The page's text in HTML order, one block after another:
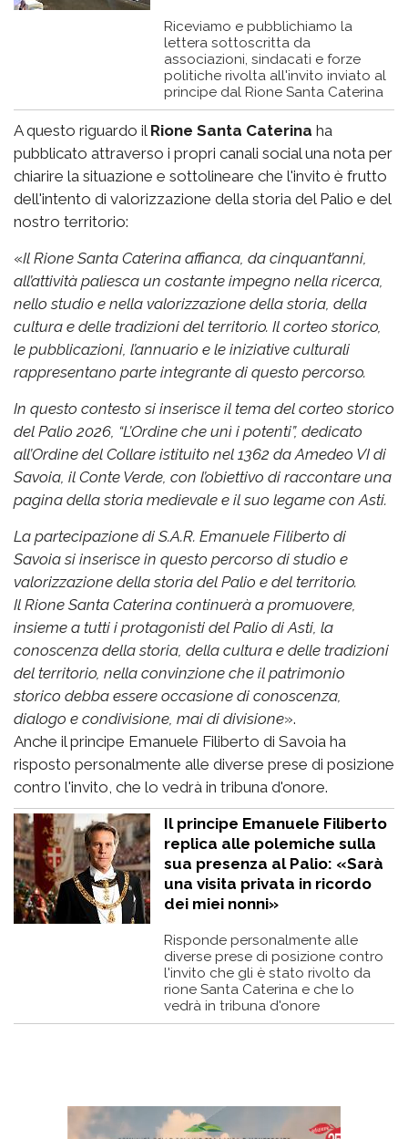
Riceviamo e pubblichiamo la
lettera sottoscritta da
associazioni, sindacati e forze
politiche rivolta all'invito inviato al
principe dal Rione Santa Caterina
A questo riguardo il Rione Santa Caterina ha
pubblicato attraverso i propri canali social una nota per
chiarire la situazione e sottolineare che l'invito è frutto
dell'intento di valorizzazione della storia del Palio e del
nostro territorio:
«Il Rione Santa Caterina affianca, da cinquant’anni,
all’attività paliesca un costante impegno nella ricerca,
nello studio e nella valorizzazione della storia, della
cultura e delle tradizioni del territorio. Il corteo storico,
le pubblicazioni, l’annuario e le iniziative culturali
rappresentano parte integrante di questo percorso.
In questo contesto si inserisce il tema del corteo storico
del Palio 2026, “L’Ordine che unì i potenti”, dedicato
all’Ordine del Collare istituito nel 1362 da Amedeo VI di
Savoia, il Conte Verde, con l’obiettivo di raccontare una
pagina della storia medievale e il suo legame con Asti.
La partecipazione di S.A.R. Emanuele Filiberto di
Savoia si inserisce in questo percorso di studio e
valorizzazione della storia del Palio e del territorio.
Il Rione Santa Caterina continuerà a promuovere,
insieme a tutti i protagonisti del Palio di Asti, la
conoscenza della storia, della cultura e delle tradizioni
del territorio, nella convinzione che il patrimonio
storico debba essere occasione di conoscenza,
dialogo e condivisione, mai di divisione».
Anche il principe Emanuele Filiberto di Savoia ha
risposto personalmente alle diverse prese di posizione
contro l'invito, che lo vedrà in tribuna d'onore.
Il principe Emanuele Filiberto
replica alle polemiche sulla
sua presenza al Palio: «Sarà
una visita privata in ricordo
dei miei nonni»
Risponde personalmente alle
diverse prese di posizione contro
l'invito che gli è stato rivolto da
rione Santa Caterina e che lo
vedrà in tribuna d'onore